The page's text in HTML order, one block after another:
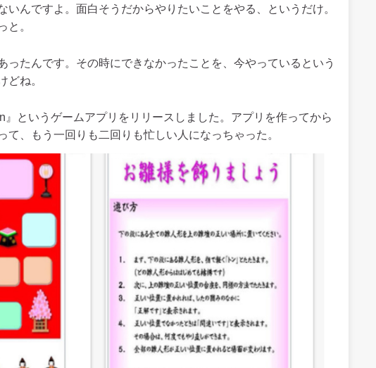
いんですよ。面白そうだからやりたいことをやる、というだけ。
と。
ったんです。その時にできなかったことを、今やっているという
どね。
というゲームアプリをリリースしました。アプリを作ってから
て、もう一回りも二回りも忙しい人になっちゃった。